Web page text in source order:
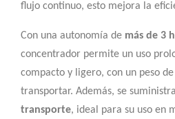
flujo continuo, esto mejora la
Con una autonomía de más de 3
concentrador permite un uso
compacto y ligero, con un peso de
transportar. Además, se
transporte, ideal para su uso en